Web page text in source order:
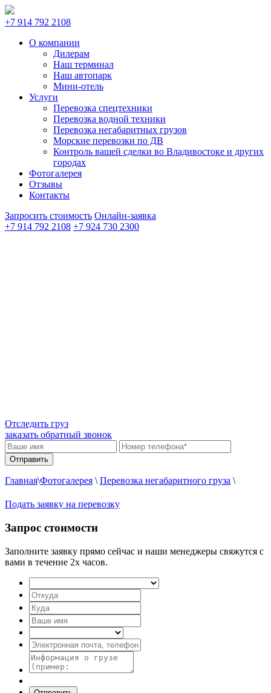
+7 914 792 2108
О компании
Дилерам
Наш терминал
Наш автопарк
Мини-отель
Услуги
Перевозка спецтехники
Перевозка водной техники
Перевозка негабаритных грузов
Морские перевозки по ДВ
Контроль вашей сделки во Владивостоке и других
городах
Фотогалерея
Отзывы
Контакты
Запросить стоимость Онлайн-заявка
+7 914 792 2108 +7 924 730 2300
Отследить груз
заказать обратный звонок
Главная\Фотогалерея \ Перевозка негабаритного груза \
Подать заявку на перевозку
Запрос стоимости
Заполните заявку прямо сейчас и наши менеджеры свяжутся с
вами в течение 2х часов.